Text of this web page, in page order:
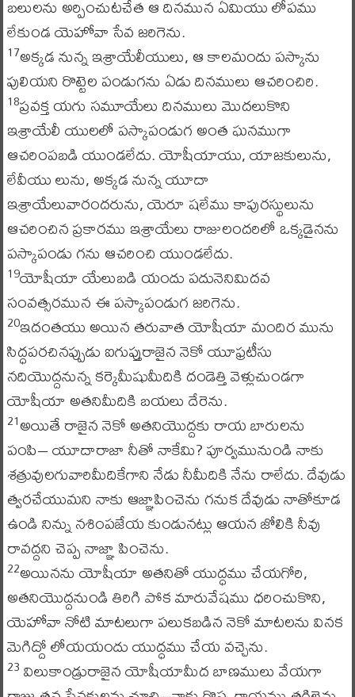
బలులను అర్పించుటచేత ఆ దినమున ఏమియు లోపము
లేకుండ యెహోవా సేవ జరిగెను.
17అక్కడ నున్న ఇశ్రాయేలీయులు, ఆ కాలమందు పస్కాను
పులియని రొట్టెల పండుగను ఏడు దినములు ఆచరించిరి.
18ప్రవక్త యగు సమూయేలు దినములు మొదలుకొని
ఇశ్రాయేలీ యులలో పస్కాపండుగ అంత ఘనముగా
ఆచరింపబడి యుండలేదు. యోషీయాయు, యాజకులును,
లేవీయు లును, అక్కడ నున్న యూదా
ఇశ్రాయేలువారందరును, యెరూ షలేము కాపురస్థులును
ఆచరించిన ప్రకారము ఇశ్రాయేలు రాజులందరిలో ఒక్కడైనను
పస్కాపండు గను ఆచరించి యుండలేదు.
19యోషీయా యేలుబడి యందు పదునెనిమిదవ
సంవత్సరమున ఈ పస్కాపండుగ జరిగెను.
20ఇదంతయు అయిన తరువాత యోషీయా మందిర మును
సిద్ధపరచినప్పుడు ఐగుప్తురాజైన నెకో యూఫ్రటీసు
నదియొద్దనున్న కర్కెమీషుమీదికి దండెత్తి వెళ్లుచుండగా
యోషీయా అతనిమీదికి బయలు దేరెను.
21అయితే రాజైన నెకో అతనియొద్దకు రాయ బారులను
పంపి– యూదారాజా నీతో నాకేమి? పూర్వమునుండి నాకు
శత్రువులగువారిమీదికేగాని నేడు నీమీదికి నేను రాలేదు. దేవుడు
త్వరచేయుమని నాకు ఆజ్ఞాపించెను గనుక దేవుడు నాతోకూడ
ఉండి నిన్ను నశింపజేయ కుండునట్లు ఆయన జోలికి నీవు
రావద్దని చెప్ప నాజ్ఞా పించెను.
22అయినను యోషీయా అతనితో యుద్ధము చేయగోరి,
అతనియొద్దనుండి తిరిగి పోక మారువేషము ధరించుకొని,
యెహోవా నోటి మాటలుగా పలుకబడిన నెకో మాటలను వినక
మెగిద్దో లోయయందు యుద్ధము చేయ వచ్చెను.
23 విలుకాండ్రురాజైన యోషీయామీద బాణములు వేయగా